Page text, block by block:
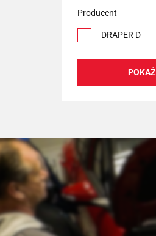
Producent
DRAPER D
POKAŻ